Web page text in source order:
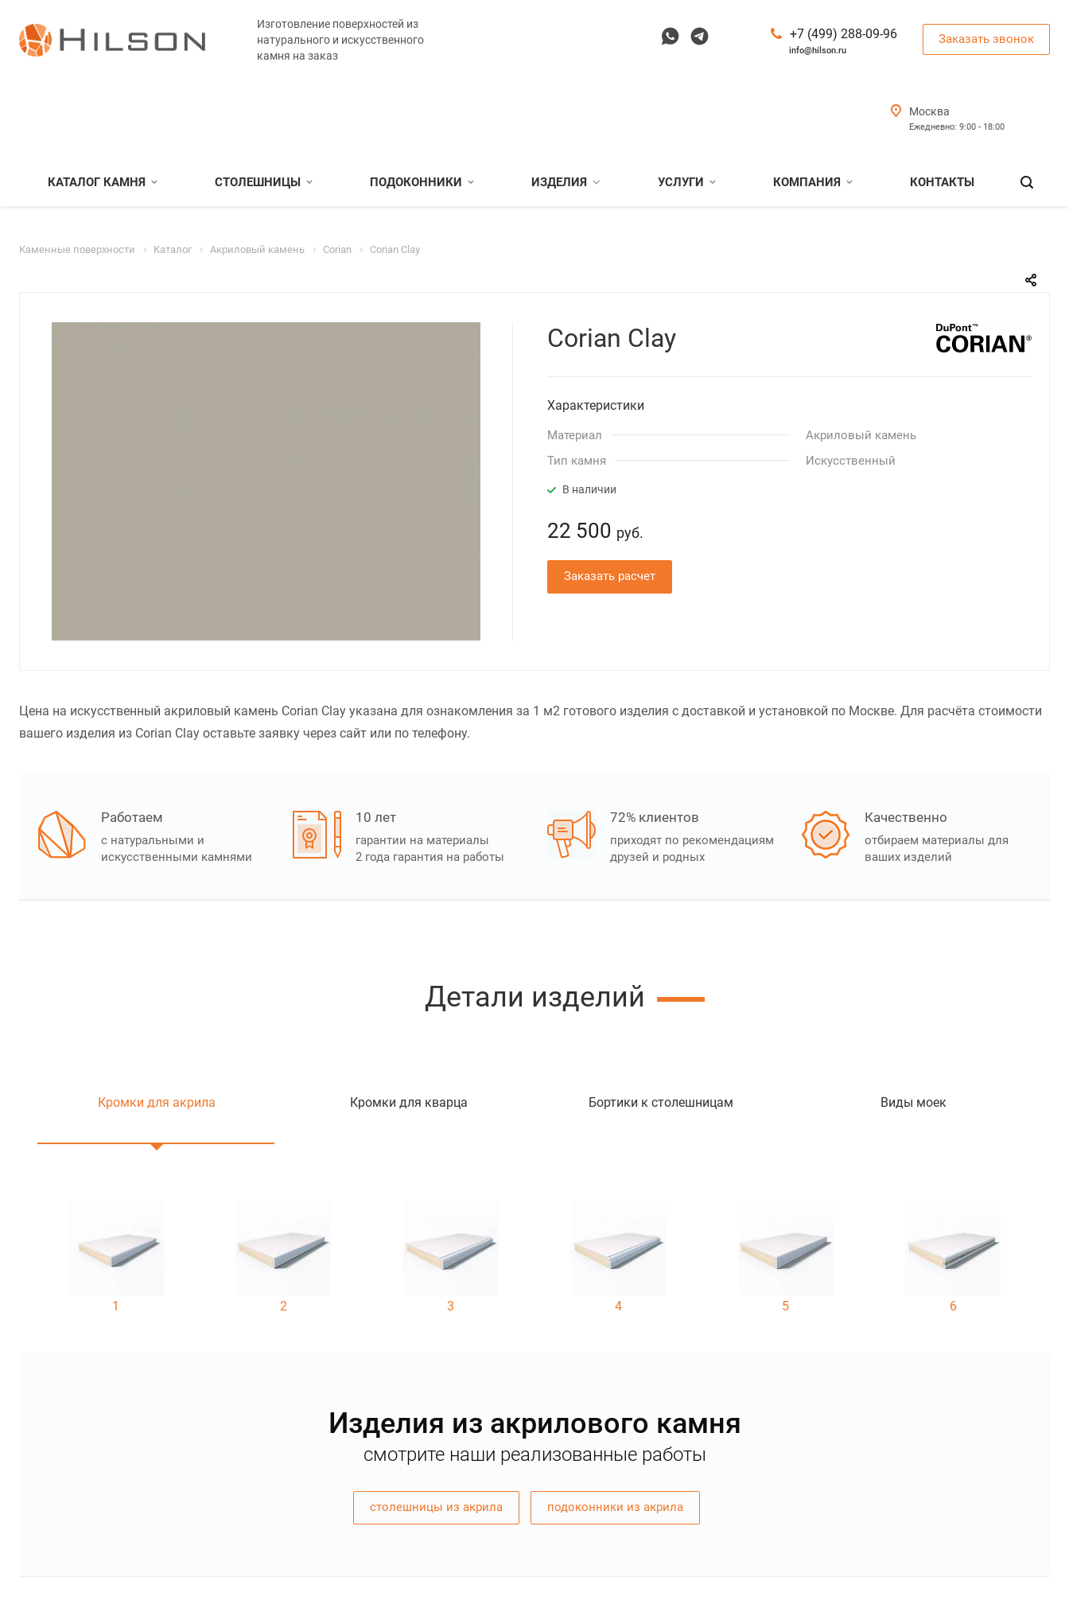
Изготовление поверхностей из
натурального и искусственного
камня на заказ
+7 (499) 288-09-96
info@hilson.ru
Заказать звонок
Москва
Ежедневно: 9:00 - 18:00
КАТАЛОГ КАМНЯ СТОЛЕШНИЦЫ ПОДОКОННИКИ ИЗДЕЛИЯ УСЛУГИ КОМПАНИЯ КОНТАКТЫ
Каменные поверхности Каталог Акриловый камень Corian Corian Clay
Corian Clay
Характеристики
Материал
Акриловый камень
Тип камня
Искусственный
В наличии
22 500 руб.
Заказать расчет
Цена на искусственный акриловый камень Corian Clay указана для ознакомления за 1 м2 готового изделия с доставкой и установкой по Москве. Для расчёта стоимости
вашего изделия из Corian Clay оставьте заявку через сайт или по телефону.
Работаем
с натуральными и
искусственными камнями
10 лет
гарантии на материалы
2 года гарантия на работы
72% клиентов
приходят по рекомендациям
друзей и родных
Качественно
отбираем материалы для
ваших изделий
Детали изделий
Кромки для акрила Кромки для кварца Бортики к столешницам Виды моек
1 2 3 4 5 6
Изделия из акрилового камня
смотрите наши реализованные работы
столешницы из акрила подоконники из акрила